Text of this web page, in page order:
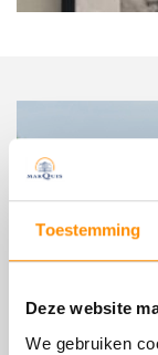
Toestemming
Deze website
We gebruiken